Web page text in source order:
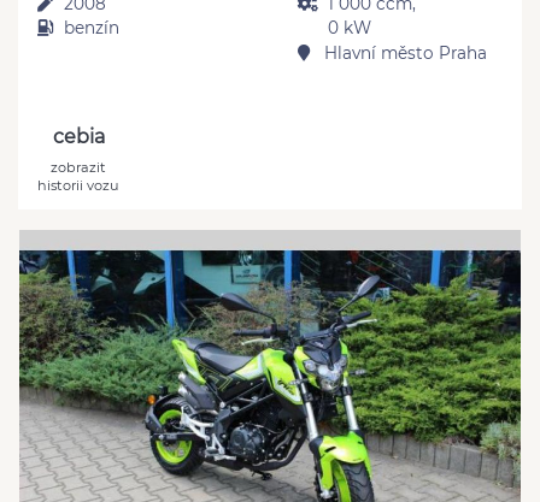
benzín
0 kW
Hlavní město Praha
cebia
zobrazit
historii vozu